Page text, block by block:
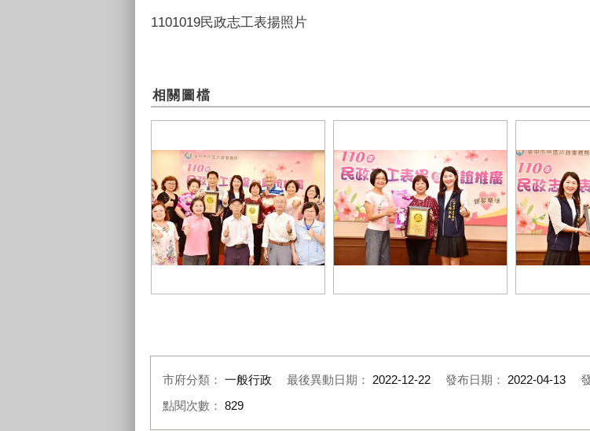
1101019民政志工表揚照片
相關圖檔
市府分類： 一般行政 最後異動日期： 2022-12-22 發布日期： 2022-04-13
點閱次數： 829